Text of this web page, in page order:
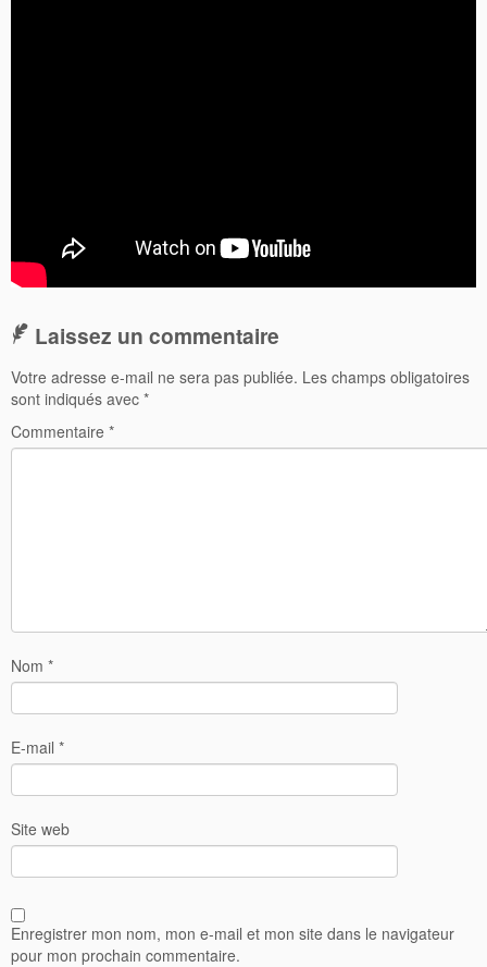
Laissez un commentaire
Votre adresse e-mail ne sera pas publiée. Les champs obligatoires
sont indiqués avec *
Commentaire *
Nom *
E-mail *
Site web
Enregistrer mon nom, mon e-mail et mon site dans le navigateur
pour mon prochain commentaire.